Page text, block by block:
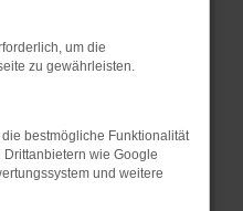
Werbeblocker,
die Seite in einem
einem privaten
um die
zu gewährleisten.
bestmögliche Funktionalität
wie Google
und weitere